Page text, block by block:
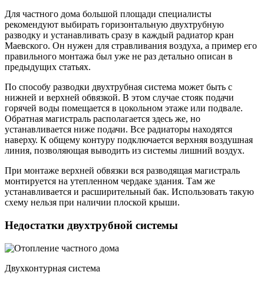
Для частного дома большой площади специалисты
рекомендуют выбирать горизонтальную двухтрубную
разводку и устанавливать сразу в каждый радиатор кран
Маевского. Он нужен для стравливания воздуха, а пример его
правильного монтажа был уже не раз детально описан в
предыдущих статьях.
По способу разводки двухтрубная система может быть с
нижней и верхней обвязкой. В этом случае стояк подачи
горячей воды помещается в цокольном этаже или подвале.
Обратная магистраль располагается здесь же, но
устанавливается ниже подачи. Все радиаторы находятся
наверху. К общему контуру подключается верхняя воздушная
линия, позволяющая выводить из системы лишний воздух.
При монтаже верхней обвязки вся разводящая магистраль
монтируется на утепленном чердаке здания. Там же
устанавливается и расширительный бак. Использовать такую
схему нельзя при наличии плоской крыши.
Недостатки двухтрубной системы
Двухконтурная система